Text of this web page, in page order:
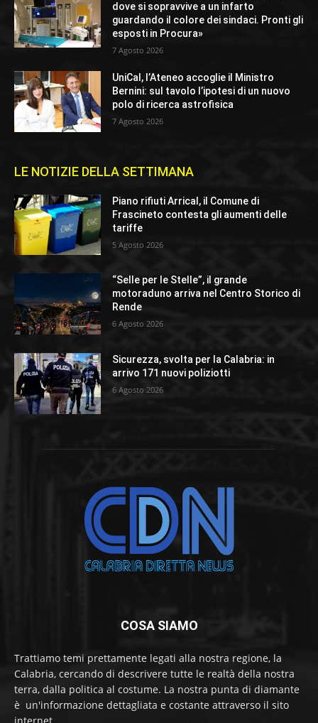
dove si sopravvive a un infarto
guardando il colore dei sindaci. Pronti gli
esposti in Procura»
7 Agosto 2026
UniCal, l’Ateneo accoglie il Ministro
Bernini: sul tavolo l’ipotesi di un nuovo
polo di ricerca astrofisica
7 Agosto 2026
LE NOTIZIE DELLA SETTIMANA
Piano rifiuti Arrical, il Comune di
Frascineto contesta gli aumenti delle
tariffe
5 Agosto 2026
“Selle per le Stelle”, il grande
motoraduno arriva nel Centro Storico di
Rende
6 Agosto 2026
Sicurezza, svolta per la Calabria: in
arrivo 171 nuovi poliziotti
6 Agosto 2026
COSA SIAMO
Trattiamo temi prettamente legati alla nostra regione, la
Calabria, cercando di descrivere tutte le realtà della nostra
terra, dalla politica al costume. La nostra punta di diamante
è un'informazione dettagliata e costante attraverso il sito